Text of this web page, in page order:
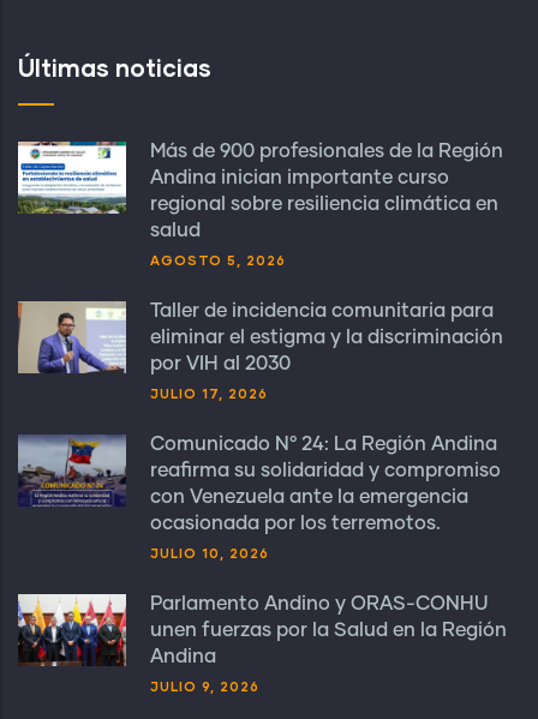
Últimas noticias
Más de 900 profesionales de la Región
Andina inician importante curso
regional sobre resiliencia climática en
salud
AGOSTO 5, 2026
Taller de incidencia comunitaria para
eliminar el estigma y la discriminación
por VIH al 2030
JULIO 17, 2026
Comunicado N° 24: La Región Andina
reafirma su solidaridad y compromiso
con Venezuela ante la emergencia
ocasionada por los terremotos.
JULIO 10, 2026
Parlamento Andino y ORAS-CONHU
unen fuerzas por la Salud en la Región
Andina
JULIO 9, 2026